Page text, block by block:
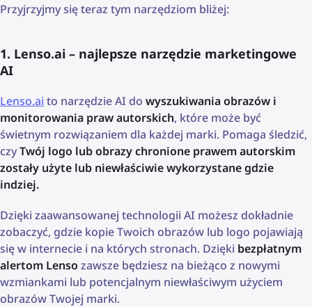
Przyjrzyjmy się teraz tym narzędziom bliżej:
1. Lenso.ai – najlepsze narzędzie marketingowe
AI
Lenso.ai to narzędzie AI do wyszukiwania obrazów i
monitorowania praw autorskich, które może być
świetnym rozwiązaniem dla każdej marki. Pomaga śledzić,
czyTwój logo lub obrazy chronione prawem autorskim
zostały użyte lub niewłaściwie wykorzystane gdzie
indziej.
Dzięki zaawansowanej technologii AI możesz dokładnie
zobaczyć, gdzie kopie Twoich obrazów lub logo pojawiają
się w internecie i na których stronach. Dzięki bezpłatnym
alertom Lenso zawsze będziesz na bieżąco z nowymi
wzmiankami lub potencjalnym niewłaściwym użyciem
obrazów Twojej marki.